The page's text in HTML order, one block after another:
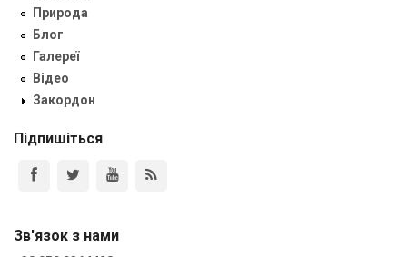
Природа
Блог
Галереї
Відео
Закордон
Підпишіться
Зв'язок з нами